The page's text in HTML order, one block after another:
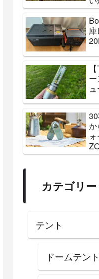
か
カテゴリー
テント
ドームテント